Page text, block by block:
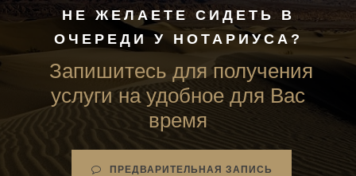
НЕ ЖЕЛАЕТЕ СИДЕТЬ В
ОЧЕРЕДИ У НОТАРИУСА?
Запишитесь для получения
услуги на удобное для Вас
время
ПРЕДВАРИТЕЛЬНАЯ ЗАПИСЬ